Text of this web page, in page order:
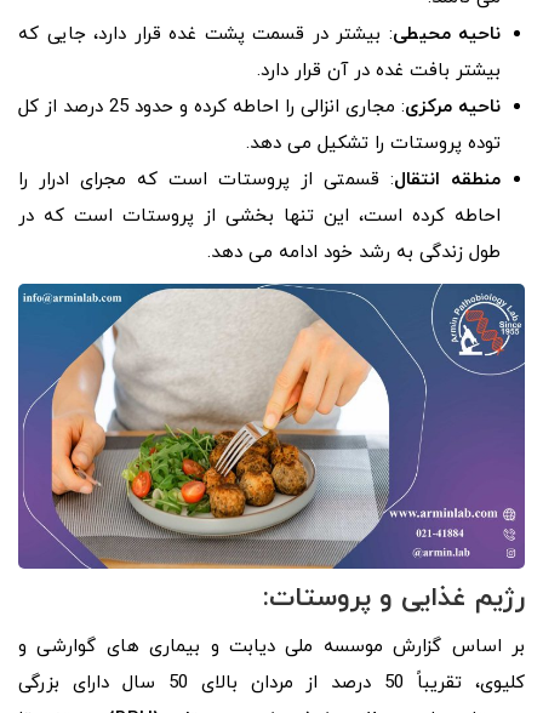
ناحیه محیطی: بیشتر در قسمت پشت غده قرار دارد، جایی که
بیشتر بافت غده در آن قرار دارد.
ناحیه مرکزی
: مجاری انزالی را احاطه کرده و حدود 25 درصد از کل
توده پروستات را تشکیل می دهد.
منطقه انتقال: قسمتی از پروستات است که مجرای ادرار را
احاطه کرده است، این تنها بخشی از پروستات است که در
طول زندگی به رشد خود ادامه می دهد.
رژیم غذایی و پروستات:
بر اساس گزارش موسسه ملی دیابت و بیماری های گوارشی و
کلیوی، تقریباً 50 درصد از مردان بالای 50 سال دارای بزرگی